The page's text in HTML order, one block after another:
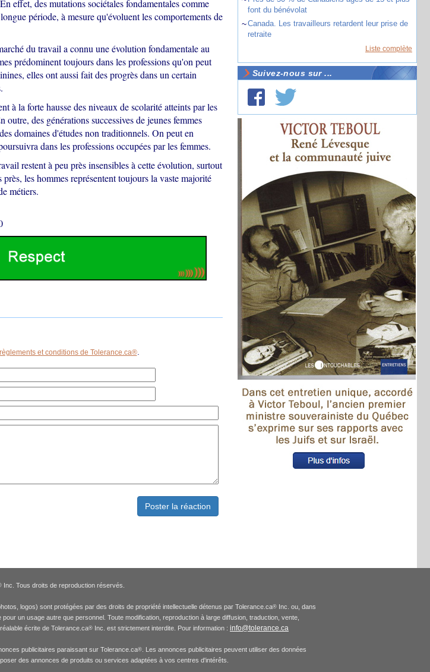
effet, des mutations sociétales fondamentales comme
période, à mesure qu'évoluent les comportements de
du travail a connu une évolution fondamentale au
prédominent toujours dans les professions qu'on peut
elles ont aussi fait des progrès dans un certain
à la forte hausse des niveaux de scolarité atteints par les
des générations successives de jeunes femmes
domaines d'études non traditionnels. On peut en
dans les professions occupées par les femmes.
restent à peu près insensibles à cette évolution, surtout
les hommes représentent toujours la vaste majorité
métiers.
règlements et conditions de Tolerance.ca®.
font du bénévolat
~Canada. Les travailleurs retardent leur prise de
retraite
Liste complète
Suivez-nous sur ...
Inc. Tous droits de reproduction réservés.
logos) sont protégées par des droits de propriété intellectuelle détenus par Tolerance.ca® Inc. ou, dans
un usage autre que personnel. Toute modification, reproduction à large diffusion, traduction, vente,
écrite de Tolerance.ca® Inc. est strictement interdite. Pour information : info@tolerance.ca
publicitaires paraissant sur Tolerance.ca® . Les annonces publicitaires peuvent utiliser des données
des annonces de produits ou services adaptées à vos centres d'intérêts.